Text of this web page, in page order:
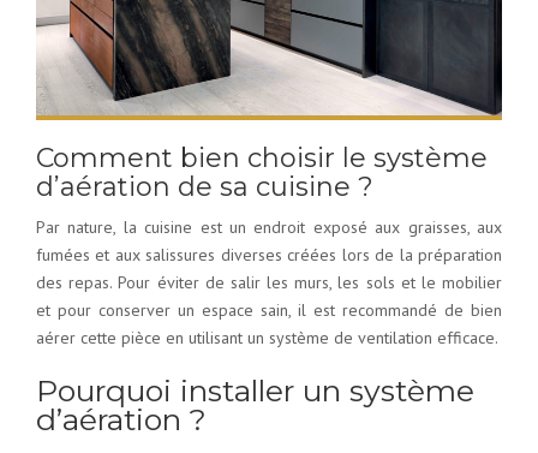
Comment bien choisir le système
d’aération de sa cuisine ?
Par nature, la cuisine est un endroit exposé aux graisses, aux
fumées et aux salissures diverses créées lors de la préparation
des repas. Pour éviter de salir les murs, les sols et le mobilier
et pour conserver un espace sain, il est recommandé de bien
aérer cette pièce en utilisant un système de ventilation efficace.
Pourquoi installer un système
d’aération ?